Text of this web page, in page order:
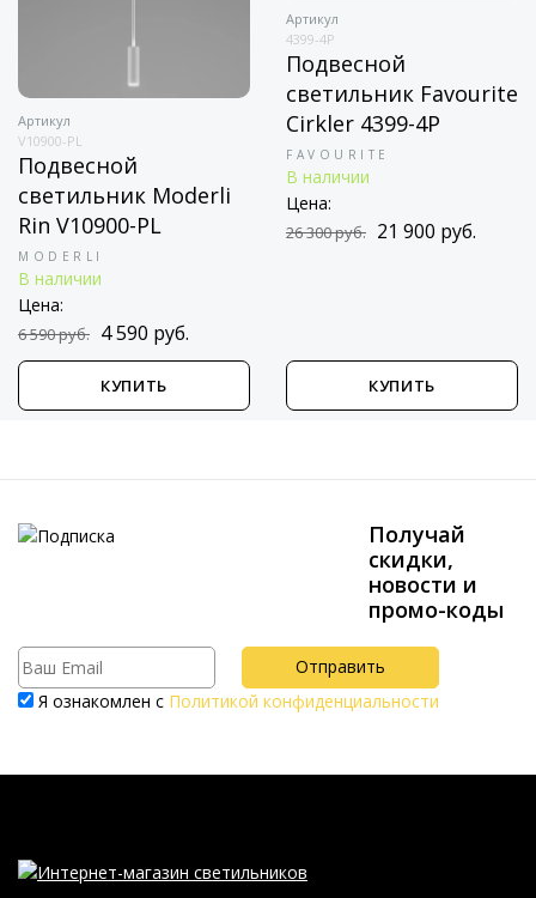
Артикул
V10900-PL
Подвесной
светильник Moderli
Rin V10900-PL
MODERLI
В наличии
Цена:
6 590 руб. 4 590 руб.
КУПИТЬ
Артикул
4399-4P
Подвесной
светильник Favourite
Cirkler 4399-4P
FAVOURITE
В наличии
Цена:
26 300 руб. 21 900 руб.
КУПИТЬ
Получай
скидки,
новости и
промо-коды
Я ознакомлен с Политикой конфиденциальности